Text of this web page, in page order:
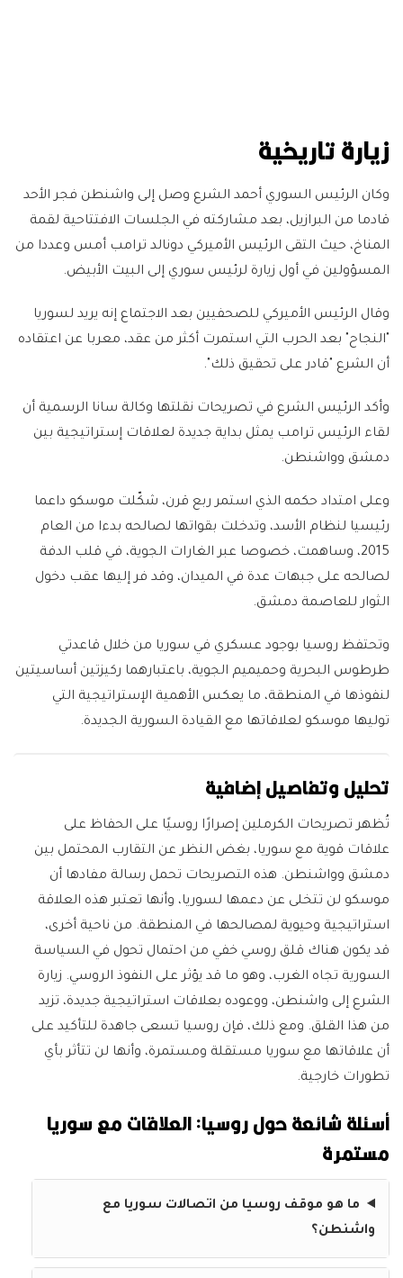
زيارة تاريخية
وكان الرئيس السوري أحمد الشرع وصل إلى واشنطن فجر الأحد
قادما من البرازيل، بعد مشاركته في الجلسات الافتتاحية لقمة
المناخ، حيث التقى الرئيس الأميركي دونالد ترامب أمس وعددا من
المسؤولين في أول زيارة لرئيس سوري إلى البيت الأبيض.
وقال الرئيس الأميركي للصحفيين بعد الاجتماع إنه يريد لسوريا
"النجاح" بعد الحرب التي استمرت أكثر من عقد، معربا عن اعتقاده
أن الشرع "قادر على تحقيق ذلك".
وأكد الرئيس الشرع في تصريحات نقلتها وكالة سانا الرسمية أن
لقاء الرئيس ترامب يمثل بداية جديدة لعلاقات إستراتيجية بين
دمشق وواشنطن.
وعلى امتداد حكمه الذي استمر ربع قرن، شكّلت موسكو داعما
رئيسيا لنظام الأسد، وتدخلت بقواتها لصالحه بدءا من العام
2015، وساهمت، خصوصا عبر الغارات الجوية، في قلب الدفة
لصالحه على جبهات عدة في الميدان، وقد فر إليها عقب دخول
الثوار للعاصمة دمشق.
وتحتفظ روسيا بوجود عسكري في سوريا من خلال قاعدتي
طرطوس البحرية وحميميم الجوية، باعتبارهما ركيزتين أساسيتين
لنفوذها في المنطقة، ما يعكس الأهمية الإستراتيجية التي
توليها موسكو لعلاقاتها مع القيادة السورية الجديدة.
تحليل وتفاصيل إضافية
تُظهر تصريحات الكرملين إصرارًا روسيًا على الحفاظ على
علاقات قوية مع سوريا، بغض النظر عن التقارب المحتمل بين
دمشق وواشنطن. هذه التصريحات تحمل رسالة مفادها أن
موسكو لن تتخلى عن دعمها لسوريا، وأنها تعتبر هذه العلاقة
استراتيجية وحيوية لمصالحها في المنطقة. من ناحية أخرى،
قد يكون هناك قلق روسي خفي من احتمال تحول في السياسة
السورية تجاه الغرب، وهو ما قد يؤثر على النفوذ الروسي. زيارة
الشرع إلى واشنطن، ووعوده بعلاقات استراتيجية جديدة، تزيد
من هذا القلق. ومع ذلك، فإن روسيا تسعى جاهدة للتأكيد على
أن علاقاتها مع سوريا مستقلة ومستمرة، وأنها لن تتأثر بأي
تطورات خارجية.
أسئلة شائعة حول روسيا: العلاقات مع سوريا
مستمرة
ما هو موقف روسيا من اتصالات سوريا مع
واشنطن؟